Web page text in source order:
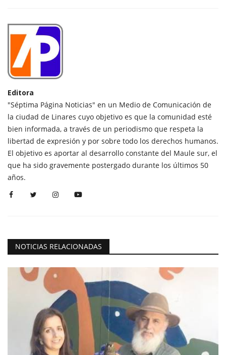
Editora
"Séptima Página Noticias" en un Medio de Comunicación de
la ciudad de Linares cuyo objetivo es que la comunidad esté
bien informada, a través de un periodismo que respeta la
libertad de expresión y por sobre todo los derechos humanos.
El objetivo es aportar al desarrollo constante del Maule sur, el
que ha sido gravemente postergado durante los últimos 50
años.
NOTICIAS RELACIONADAS